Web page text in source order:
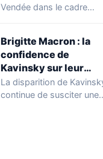
campement illégal
Vendée dans le cadre
occupations…
Brigitte Macron : la
confidence de
Kavinsky sur leur
relation
La disparition de
continue de susciter une